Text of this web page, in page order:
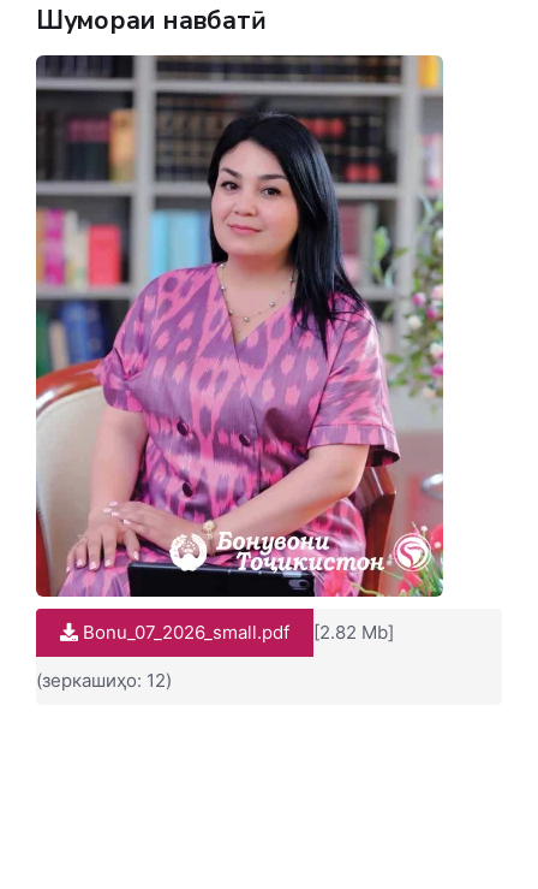
Шумораи навбатӣ
Bonu_07_2026_small.pdf [2.82 Mb]
(зеркашиҳо: 12)